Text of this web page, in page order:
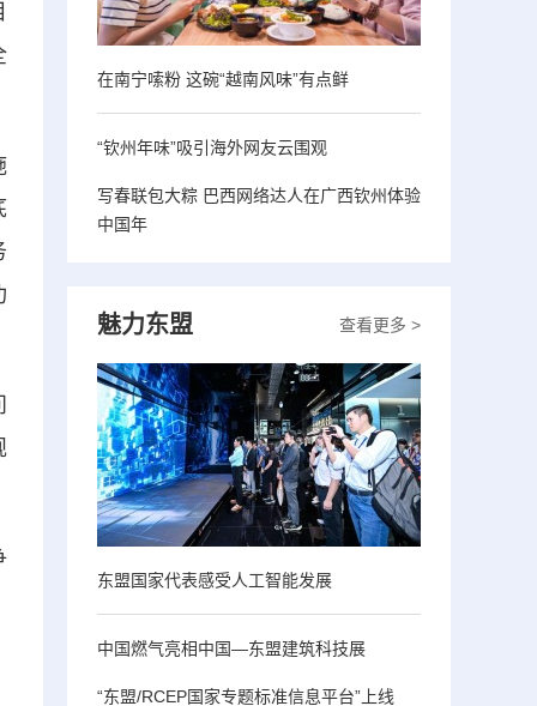
在南宁嗦粉 这碗“越南风味”有点鲜
“钦州年味”吸引海外网友云围观
写春联包大粽 巴西网络达人在广西钦州体验
中国年
查看更多 >
魅力东盟
东盟国家代表感受人工智能发展
中国燃气亮相中国—东盟建筑科技展
“东盟/RCEP国家专题标准信息平台”上线